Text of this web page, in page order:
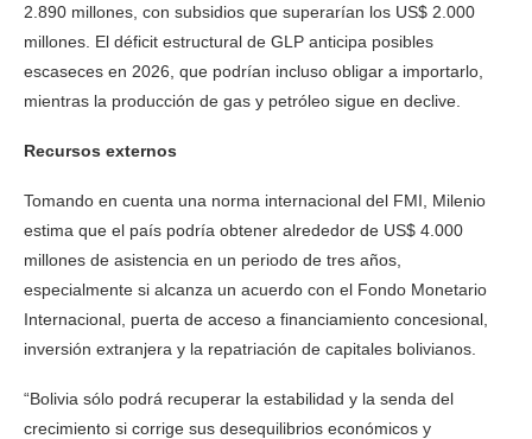
2.890 millones, con subsidios que superarían los US$ 2.000
millones. El déficit estructural de GLP anticipa posibles
escaseces en 2026, que podrían incluso obligar a importarlo,
mientras la producción de gas y petróleo sigue en declive.
Recursos externos
Tomando en cuenta una norma internacional del FMI, Milenio
estima que el país podría obtener alrededor de US$ 4.000
millones de asistencia en un periodo de tres años,
especialmente si alcanza un acuerdo con el Fondo Monetario
Internacional, puerta de acceso a financiamiento concesional,
inversión extranjera y la repatriación de capitales bolivianos.
“Bolivia sólo podrá recuperar la estabilidad y la senda del
crecimiento si corrige sus desequilibrios económicos y